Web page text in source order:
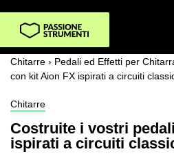
Chitarre › Pedali ed Effetti per
con kit Aion FX ispirati a circuiti
Chitarre
Costruite i vostri
ispirati a circuiti